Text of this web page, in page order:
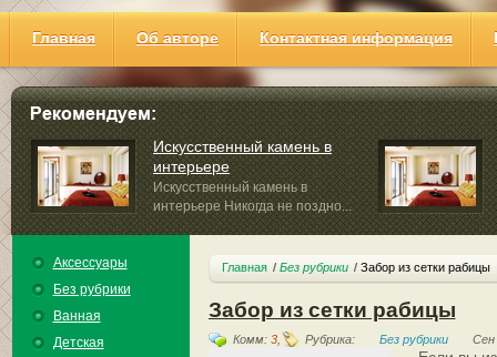
Главная Об авторе Контактная информация
Искусственный камень в
интерьере
Искусственный камень в
интерьере Никогда не поздно...
Аксессуары
Без рубрики
Ванная
Детская
Главная Без рубрики Забор из сетки рабицы
Забор из сетки рабицы
Комм: 3, Рубрика: Без рубрики Сен